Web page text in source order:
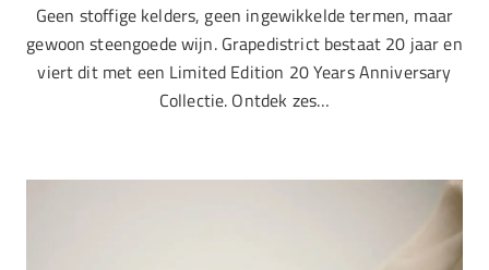
Geen stoffige kelders, geen ingewikkelde termen, maar
gewoon steengoede wijn. Grapedistrict bestaat 20 jaar en
viert dit met een Limited Edition 20 Years Anniversary
Collectie. Ontdek zes…